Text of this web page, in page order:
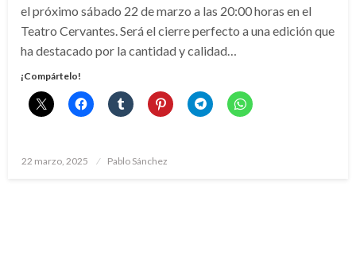
el próximo sábado 22 de marzo a las 20:00 horas en el
Teatro Cervantes. Será el cierre perfecto a una edición que
ha destacado por la cantidad y calidad…
¡Compártelo!
Publicado
22 marzo, 2025 Pablo Sánchez